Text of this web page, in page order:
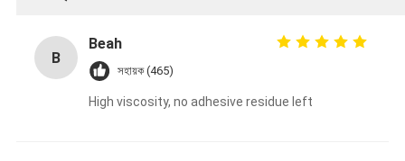
B
Beah
সহায়ক (465)
High viscosity, no adhesive residue left